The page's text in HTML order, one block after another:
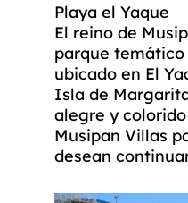
Playa el Yaque
El reino de
parque temático
ubicado en El
Isla de
alegre y
Musipan Villas
desean